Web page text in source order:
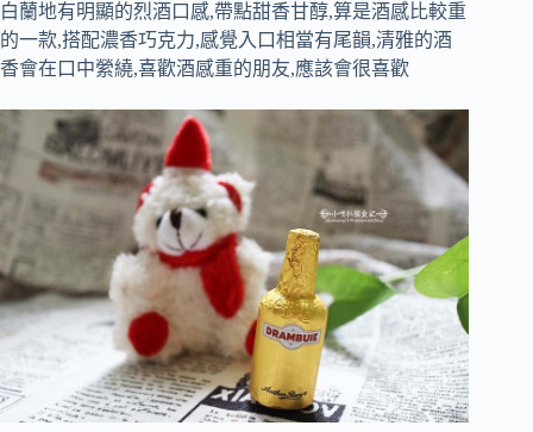
白蘭地有明顯的烈酒口感,帶點甜香甘醇,算是酒感比較重
的一款,搭配濃香巧克力,感覺入口相當有尾韻,清雅的酒
香會在口中縈繞,喜歡酒感重的朋友,應該會很喜歡